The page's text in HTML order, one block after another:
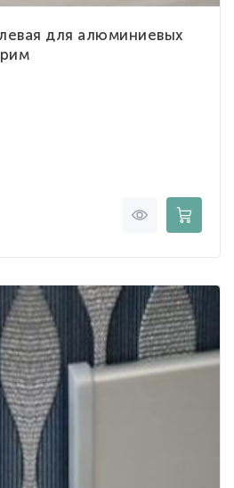
для алюминиевых